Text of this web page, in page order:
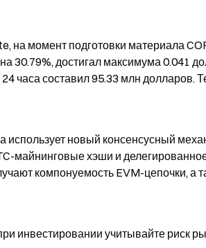
на момент подготовки материала
30.79%, достигал максимума 0.041
часа составил 95.33 млн долларов.
использует новый консенсусный
майнинговые хэши и
компонуемость EVM-цепочки, а
инвестировании учитывайте риск